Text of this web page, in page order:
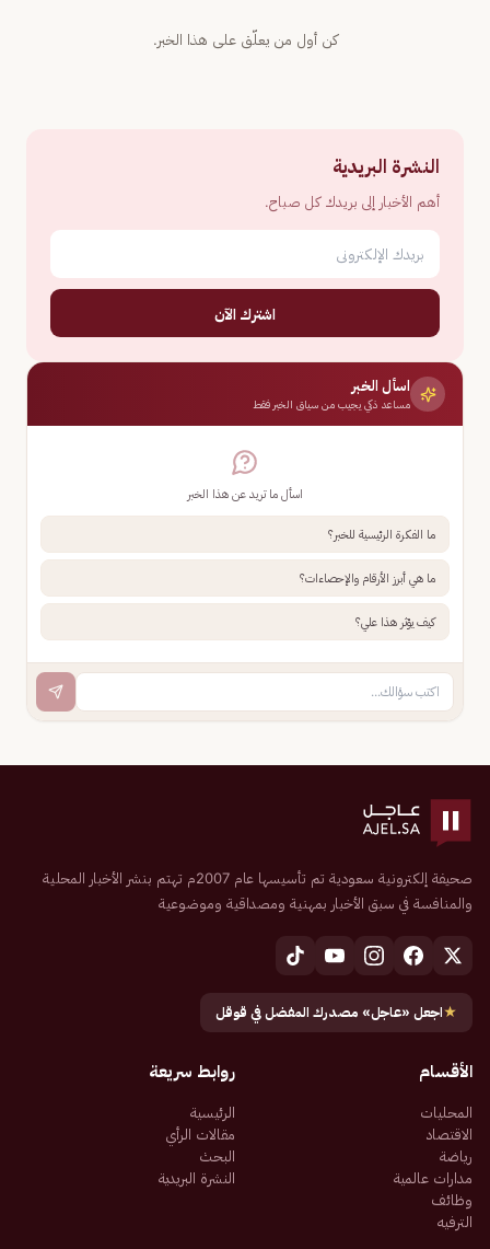
كن أول من يعلّق على هذا الخبر.
النشرة البريدية
أهم الأخبار إلى بريدك كل صباح.
اشترك الآن
اسأل الخبر
مساعد ذكي يجيب من سياق الخبر فقط
اسأل ما تريد عن هذا الخبر
ما الفكرة الرئيسية للخبر؟
ما هي أبرز الأرقام والإحصاءات؟
كيف يؤثر هذا علي؟
صحيفة إلكترونية سعودية تم تأسيسها عام 2007م تهتم بنشر الأخبار المحلية
والمنافسة في سبق الأخبار بمهنية ومصداقية وموضوعية
★اجعل «عاجل» مصدرك المفضل في قوقل
الأقسام
المحليات
الاقتصاد
رياضة
مدارات عالمية
وظائف
الترفيه
روابط سريعة
الرئيسية
مقالات الرأي
البحث
النشرة البريدية